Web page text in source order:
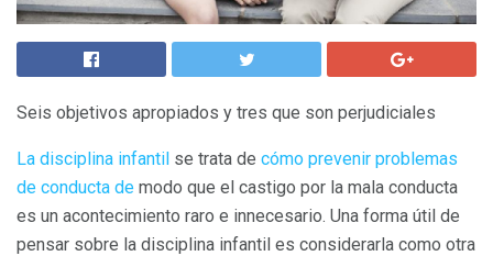
Seis objetivos apropiados y tres que son perjudiciales
La disciplina infantil se trata de cómo prevenir problemas
de conducta de modo que el castigo por la mala conducta
es un acontecimiento raro e innecesario. Una forma útil de
pensar sobre la disciplina infantil es considerarla como otra